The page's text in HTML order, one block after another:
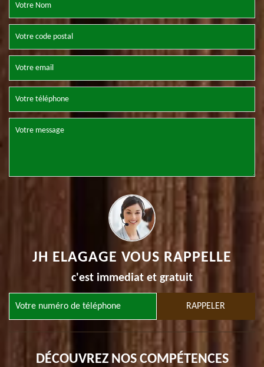
JH ELAGAGE VOUS RAPPELLE
c'est immediat et gratuit
DÉCOUVREZ NOS COMPÉTENCES